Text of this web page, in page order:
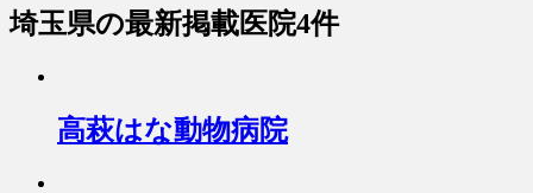
埼玉県の最新掲載医院4件
高萩はな動物病院